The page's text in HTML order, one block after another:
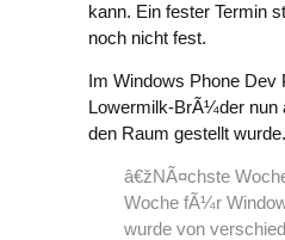
kann. Ein fester Termin
noch nicht fest.
Im Windows Phone Dev
Lowermilk-BrÃ¼der nun
den Raum gestellt wurde.
â€žNÃ¤chste
Woche fÃ¼r
wurde von